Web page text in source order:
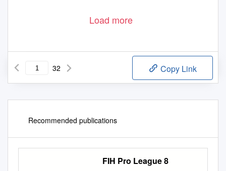
Load more
32 Copy Link
Recommended publications
FIH Pro League 8